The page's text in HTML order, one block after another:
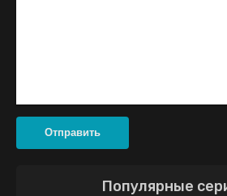
Отправить
Популярные